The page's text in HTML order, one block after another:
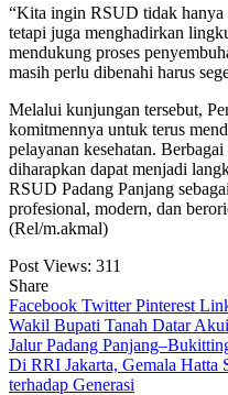
“Kita ingin RSUD tidak hanya
tetapi juga menghadirkan
mendukung proses
masih perlu dibenahi harus
Melalui kunjungan tersebut,
komitmennya untuk terus
pelayanan kesehatan.
diharapkan dapat menjadi
RSUD Padang Panjang
profesional, modern, dan
(Rel/m.akmal)
Post Views: 311
Share
Facebook TwitterPinterest
Navigasi
pos
Wakil Bupati Tanah Datar
Jalur Padang
Di RRI Jakarta, Gemala
terhadap Generasi